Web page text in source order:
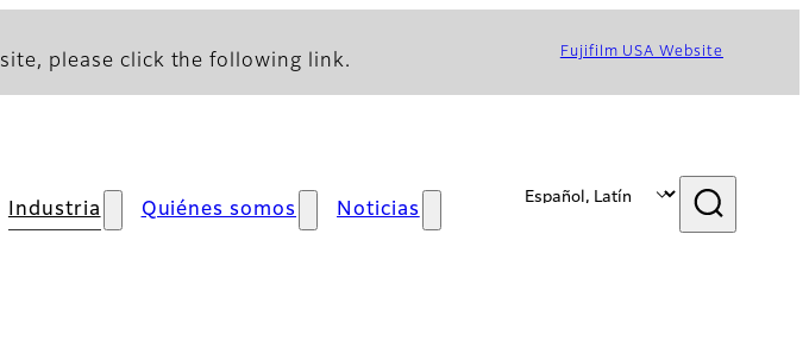
please click the following link. Fujifilm USA Website
Industria Quiénes somos Noticias